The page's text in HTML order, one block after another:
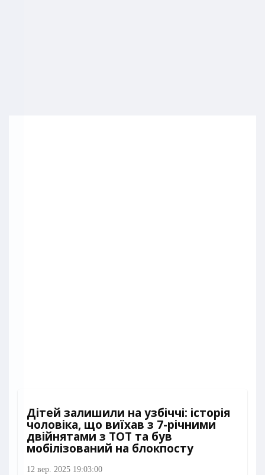
Дітей залишили на узбіччі: історія
чоловіка, що виїхав з 7-річними
двійнятами з ТОТ та був
мобілізований на блокпосту
12 вер. 2025 19:03:00